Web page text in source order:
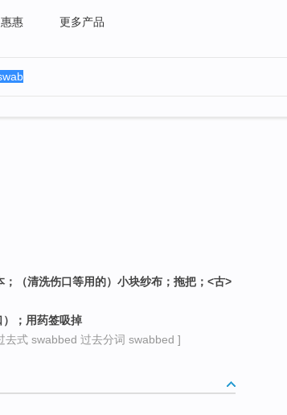
惠惠 更多产品
（清洗伤口等用的）小块纱布；拖把；<古>
；用药签吸掉
式 swabbed 过去分词 swabbed ]